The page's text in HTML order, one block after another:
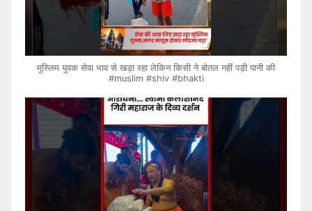
मुस्लिम युवक सेवा भाव से खड़ा रहा लेकिन किसी ने बोतल नहीं पड़ी पानी की
#muslim #shiv #bhakti